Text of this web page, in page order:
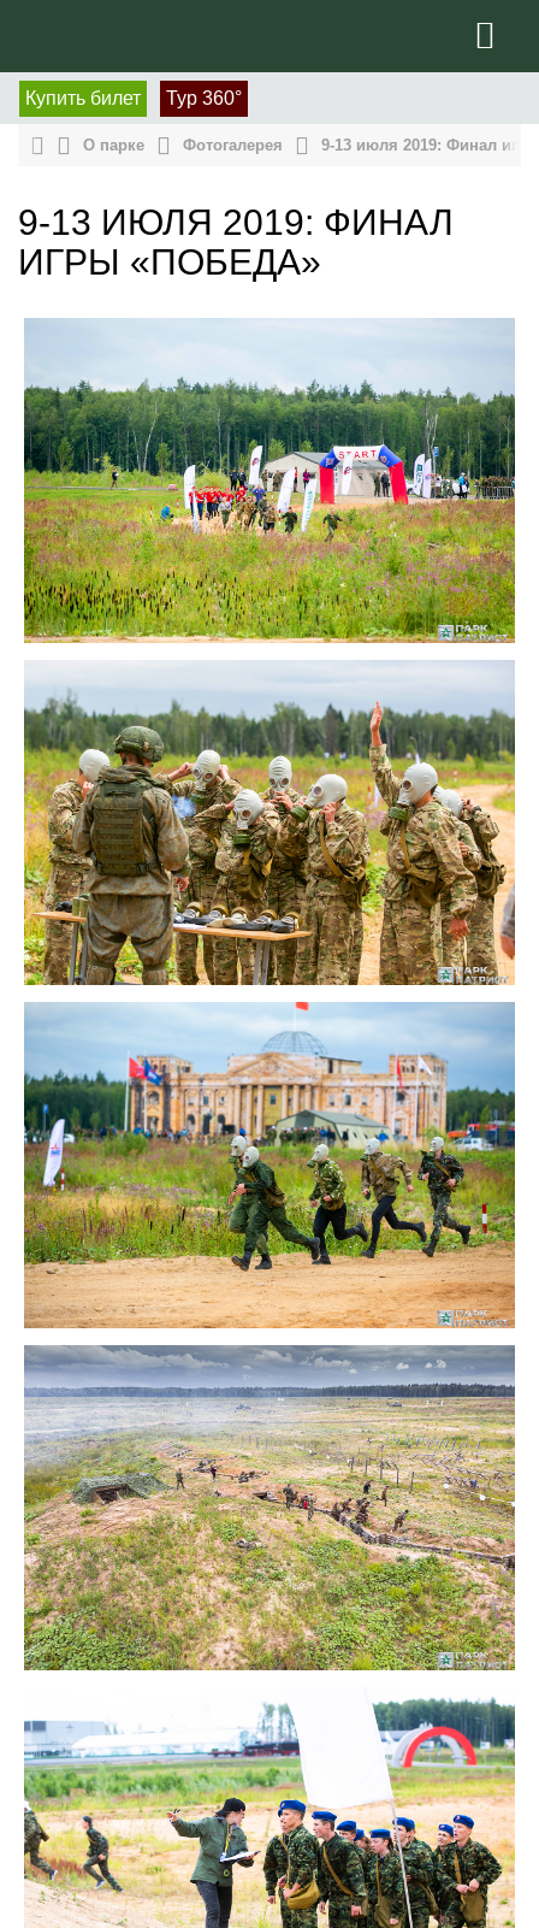
Купить билет Тур 360°
О парке Фотогалерея 9-13 июля 2019: Финал
9-13 ИЮЛЯ 2019: ФИНАЛ
ИГРЫ «ПОБЕДА»